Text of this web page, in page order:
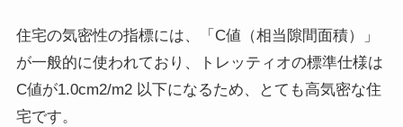
住宅の気密性の指標には、「C値（相当隙間面積）」
が一般的に使われており、トレッティオの標準仕様は
C値が1.0cm2/m2 以下になるため、とても高気密な住
宅です。